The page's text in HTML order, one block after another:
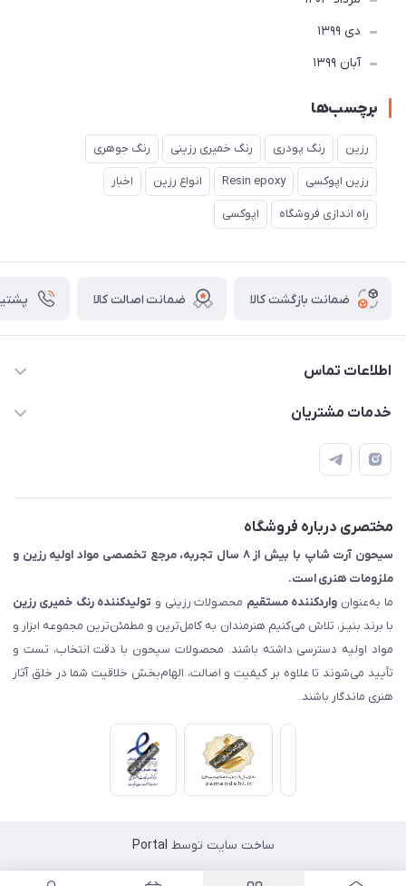
دی 1399
آبان 1399
برچسب‌ها
رزین رنگ پودری رنگ خمیری رزینی رنگ جوهری
رزین اپوکسی Resin epoxy انواع رزین اخبار
راه اندازی فروشگاه اپوکسی
ضمانت بازگشت کالا ضمانت اصالت کالا
اطلاعات تماس
خدمات مشتریان
📝 قوانین و مقررات
📖 راهنما
مختصری درباره فروشگاه
سیحون آرت شاپ با بیش از ۸ سال تجربه، مرجع تخصصی مواد اولیه رزین و
ملزومات هنری است.
ما به‌عنوان واردکننده مستقیم محصولات رزینی و تولیدکننده رنگ خمیری رزین
با برند بنیـز، تلاش می‌کنیم هنرمندان به کامل‌ترین و مطمئن‌ترین مجموعه ابزار و
مواد اولیه دسترسی داشته باشند. محصولات سیحون با دقت انتخاب، تست و
تأیید می‌شوند تا علاوه بر کیفیت و اصالت، الهام‌بخش خلاقیت شما در خلق آثار
هنری ماندگار باشند.
ساخت سایت توسط Portal